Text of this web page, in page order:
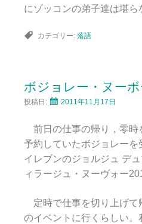
にゾッコンの弟子達は堪ら
カテゴリー: 落語
ボジョレー・ヌーボ
投稿日: 2011年11月17日
前日の仕事の帰り，零時
予約していたボジョレー
イレブンのジョルジュ デ
ィラージュ・ヌーヴォー
定時で仕事を切り上げて
のイベントに行くらしい